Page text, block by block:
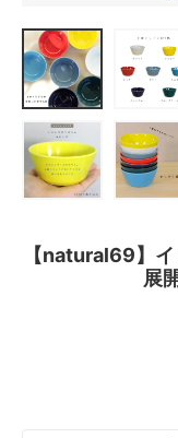
【natural69】
展